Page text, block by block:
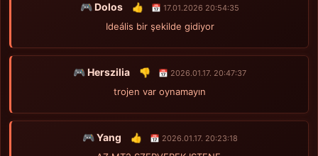
🎮 Dolos 👍 📅 17.01.2026 20:54:35
Ideális bir şekilde gidiyor
🎮 Herszilia 👎 📅 2026.01.17. 20:47:37
trojen var oynamayın
🎮 Yang 👍 📅 2026.01.17. 20:23:18